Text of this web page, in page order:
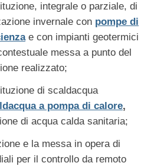
integrale o parziale, di
invernale con pompe di
e con impianti geotermici
messa a punto del
realizzato;
di scaldacqua
a pompa di calore,
di acqua calda sanitaria;
e la messa in opera di
per il controllo da remoto